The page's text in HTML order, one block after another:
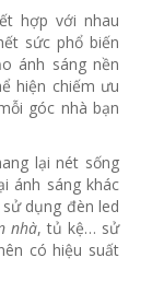
hợp với nhau
sức phổ biến
ánh sáng nền
hiện chiếm ưu
góc nhà bạn
lại nét sống
ánh sáng khác
dụng đèn led
nhà, tủ kệ… sử
có hiệu suất